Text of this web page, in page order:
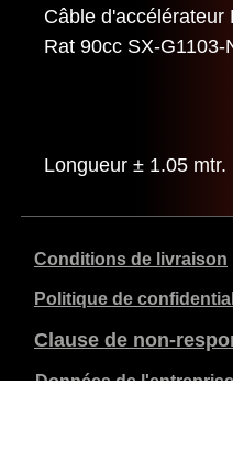
Câble d'accélérateur
Rat 90cc SX-G1103-
Longueur ± 1.05 mtr.
Conditions de livraison
Politique de
Clause de non-
Données de l'entreprise